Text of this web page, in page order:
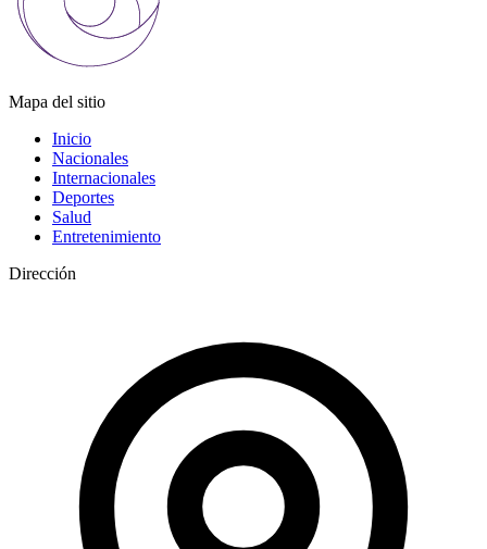
Mapa del sitio
Inicio
Nacionales
Internacionales
Deportes
Salud
Entretenimiento
Dirección